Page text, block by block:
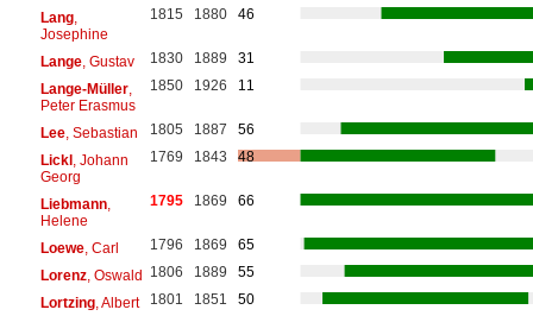
Lang,
Josephine
1815 1880 46
Lange, Gustav 1830 1889
31
Lange-Müller,
Peter Erasmus
1850 1926 11
Lee, Sebastian 1805 1887
56
Lickl, Johann
Georg
1769 1843 48
Liebmann,
Helene
1795 1869 66
Loewe, Carl 1796 1869
65
Lorenz, Oswald 1806 1889
55
Lortzing, Albert 1801 1851
50